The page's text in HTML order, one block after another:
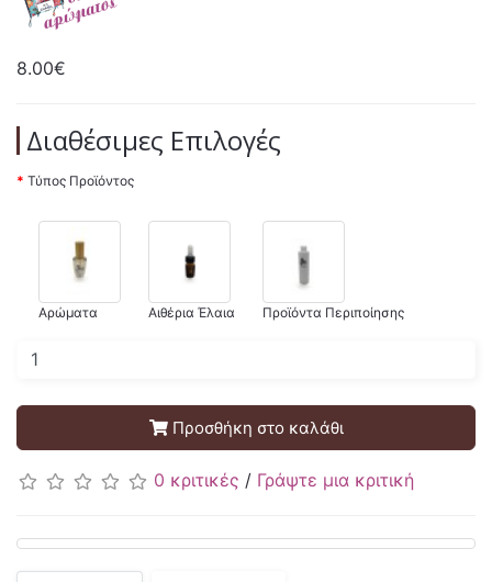
8.00€
Διαθέσιμες Επιλογές
Τύπος Προϊόντος
Αρώματα Αιθέρια Έλαια Προϊόντα Περιποίησης
Προσθήκη στο καλάθι
0 κριτικές / Γράψτε μια κριτική